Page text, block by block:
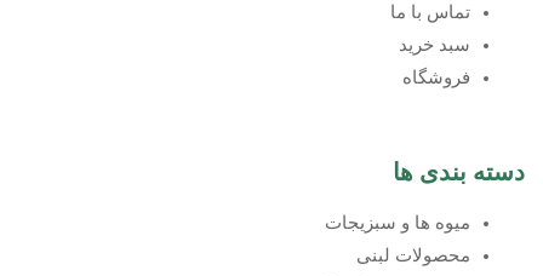
تماس با ما
سبد خرید
فروشگاه
دسته بندی ها
میوه ها و سبزیجات
محصولات لبنی